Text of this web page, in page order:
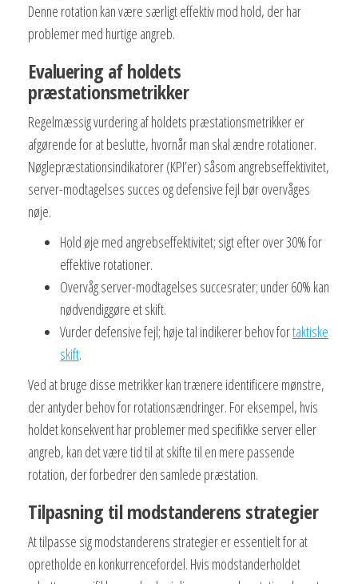
Denne rotation kan være særligt effektiv mod hold, der har
problemer med hurtige angreb.
Evaluering af holdets
præstationsmetrikker
Regelmæssig vurdering af holdets præstationsmetrikker er
afgørende for at beslutte, hvornår man skal ændre rotationer.
Nøglepræstationsindikatorer (KPI’er) såsom angrebseffektivitet,
server-modtagelses succes og defensive fejl bør overvåges
nøje.
Hold øje med angrebseffektivitet; sigt efter over 30% for
effektive rotationer.
Overvåg server-modtagelses succesrater; under 60% kan
nødvendiggøre et skift.
Vurder defensive fejl; høje tal indikerer behov fortaktiske
skift.
Ved at bruge disse metrikker kan trænere identificere mønstre,
der antyder behov for rotationsændringer. For eksempel, hvis
holdet konsekvent har problemer med specifikke server eller
angreb, kan det være tid til at skifte til en mere passende
rotation, der forbedrer den samlede præstation.
Tilpasning til modstanderens strategier
At tilpasse sig modstanderens strategier er essentielt for at
opretholde en konkurrencefordel. Hvis modstanderholdet